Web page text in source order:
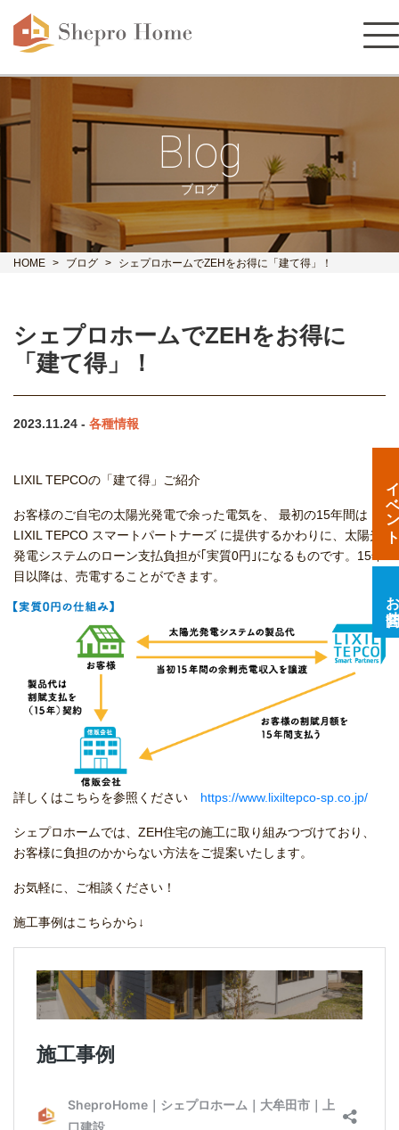
イ
お
Blog
ブログ
HOME ブログ シェプロホームでZEHをお得に「建て得」！
シェプロホームでZEHをお得に
「建て得」！
2023.11.24 - 各種情報
LIXIL TEPCOの「建て得」ご紹介
お客様のご自宅の太陽光発電で余った電気を、 最初の15年間は
LIXIL TEPCO スマートパートナーズ に提供するかわりに、太陽光
発電システムのローン支払負担が｢実質0円｣になるものです。15年
目以降は、売電することができます。
詳しくはこちらを参照ください https://www.lixiltepco-sp.co.jp/
シェプロホームでは、ZEH住宅の施工に取り組みつづけており、
お客様に負担のかからない方法をご提案いたします。
お気軽に、ご相談ください！
施工事例はこちらから↓